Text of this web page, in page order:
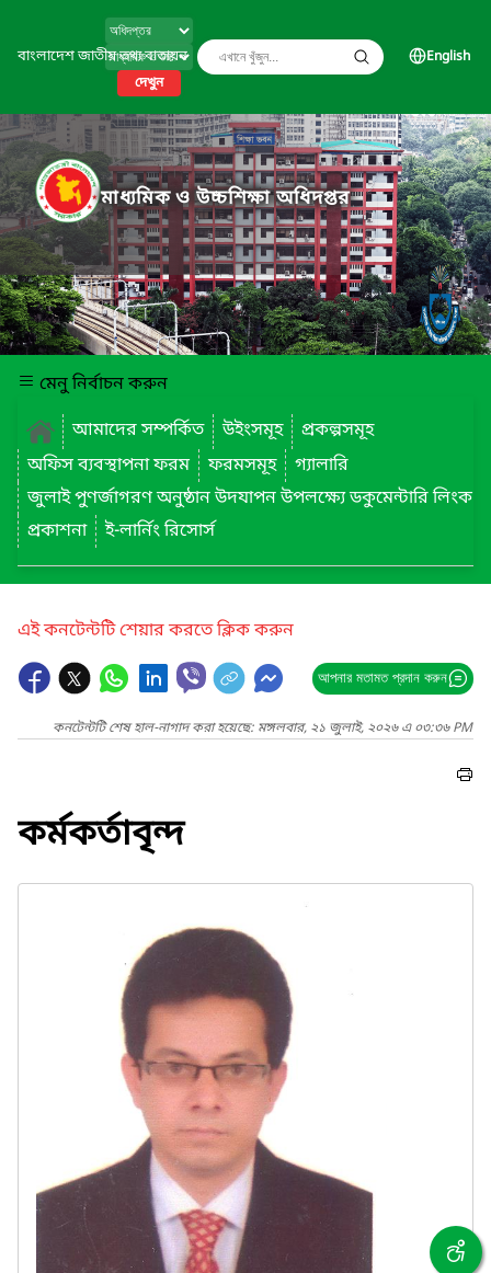
বাংলাদেশ জাতীয় তথ্য বাতায়ন
দেখুন
English
মাধ্যমিক ও উচ্চশিক্ষা অধিদপ্তর
মেনু নির্বাচন করুন
আমাদের সম্পর্কিত
উইংসমূহ
প্রকল্পসমূহ
অফিস ব্যবস্থাপনা ফরম
ফরমসমূহ
গ্যালারি
জুলাই পুণর্জাগরণ অনুষ্ঠান উদযাপন উপলক্ষ্যে ডকুমেন্টারি লিংক
প্রকাশনা
ই-লার্নিং রিসোর্স
এই কনটেন্টটি শেয়ার করতে ক্লিক করুন
আপনার মতামত প্রদান করুন
কনটেন্টটি শেষ হাল-নাগাদ করা হয়েছে: মঙ্গলবার, ২১ জুলাই, ২০২৬ এ ০৩:৩৬ PM
কর্মকর্তাবৃন্দ